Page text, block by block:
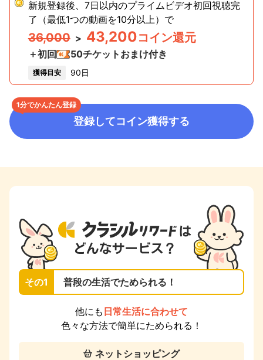
新規登録後、7日以内のプライムビデオ初回視聴完
了（最低1つの動画を10分以上） で
36,000 > 43,200コイン還元
＋初回 50チケットおまけ付き
獲得目安 90日
1分でかんたん登録
登録してコイン獲得する
その1 普段の生活でためられる！
他にも 日常生活に合わせて
色々な方法で簡単にためられる！
ネットショッピング